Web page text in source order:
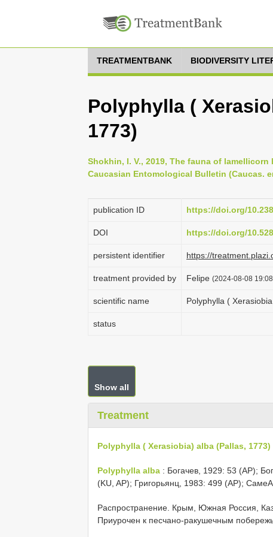
TREATMENTBANK BIODIVERSITY
Polyphylla (
1773)
Shokhin, I. V., 2019, The fauna of
Caucasian Entomological Bulletin (Caucas.
publication ID https://doi.org/
DOI https://doi.org/
persistent identifier https://
treatment provided by Felipe (2024-08-08
scientific name Polyphylla (
status
Show all
Treatment
Polyphylla ( Xerasiobia) alba (Pallas, 1773)
Polyphylla alba : Богачев, 1929: 53 (AP);
(KU, AP); Григорьянц, 1983: 499 (AP);
Распространение. Крым, Южная Россия,
Приурочен к песчано-ракушечным